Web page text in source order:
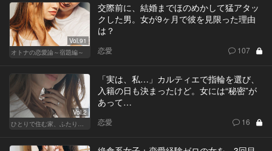
Vol.91
オトナの恋愛論～宿題編～
交際前に、結婚までほのめかして猛アタッ
クした男。女が9ヶ月で彼を見限った理由
は？
恋愛 107
Vol.2
「実は、私…」カルティエで指輪を選び、
入籍の日も決まったけど。女には“秘密”が
あって…
恋愛 16